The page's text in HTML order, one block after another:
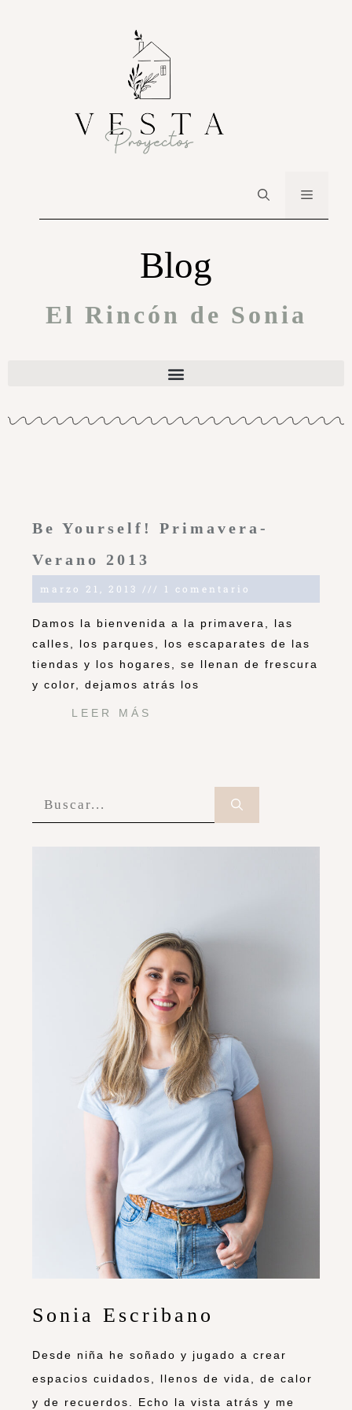
Blog
El Rincón de Sonia
Be Yourself! Primavera-
Verano 2013
marzo 21, 2013 1 comentario
Damos la bienvenida a la primavera, las
calles, los parques, los escaparates de las
tiendas y los hogares, se llenan de frescura
y color, dejamos atrás los
LEER MÁS
Sonia Escribano
Desde niña he soñado y jugado a crear
espacios cuidados, llenos de vida, de calor
y de recuerdos. Echo la vista atrás y me